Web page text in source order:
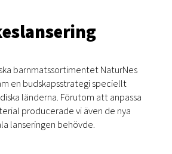
barnmatssortimentet NaturNes
en budskapsstrategi speciellt
länderna. Förutom att anpassa
producerade vi även de nya
lanseringen behövde.